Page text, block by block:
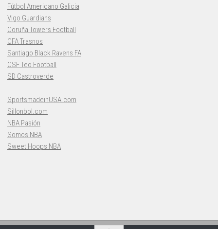
Fútbol Americano Galicia
Vigo Guardians
Coruña Towers Football
CFA Trasnos
Santiago Black Ravens FA
CSF Teo Football
SD Castroverde
SportsmadeinUSA.com
Sillonbol.com
NBA Pasión
Somos NBA
Sweet Hoops NBA